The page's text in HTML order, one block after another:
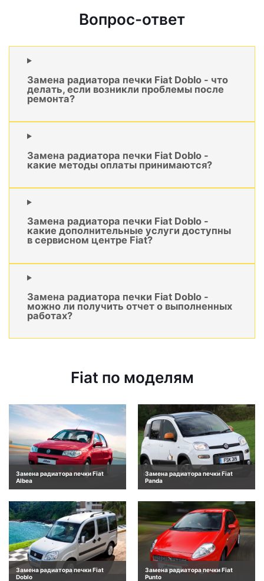
Вопрос-ответ
Замена радиатора печки Fiat Doblo - что
делать, если возникли проблемы после
ремонта?
Замена радиатора печки Fiat Doblo -
какие методы оплаты принимаются?
Замена радиатора печки Fiat Doblo -
какие дополнительные услуги доступны
в сервисном центре Fiat?
Замена радиатора печки Fiat Doblo -
можно ли получить отчет о выполненных
работах?
Fiat по моделям
Замена радиатора печки Fiat
Albea
Замена радиатора печки Fiat
Panda
Замена радиатора печки Fiat
Doblo
Замена радиатора печки Fiat
Punto